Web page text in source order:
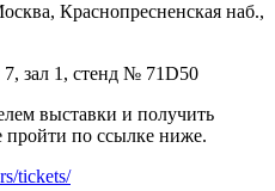
Краснопресненская наб.,
зал 1, стенд № 71D50
выставки и получить
по ссылке ниже.
tickets/